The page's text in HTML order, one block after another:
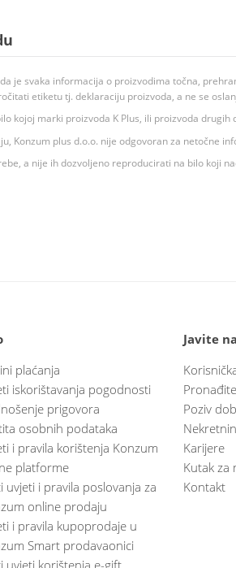
je svaka informacija o proizvodima točna,
etiketu tj. deklaraciju proizvoda, a ne se
kojoj marki proizvoda K Plus, ili proizvoda
Konzum plus d.o.o. nije odgovoran za netočne
a nije ih dozvoljeno reproducirati na bilo koji
plaćanja
iskorištavanja pogodnosti
prigovora
osobnih podataka
i pravila korištenja Konzum
platforme
uvjeti i pravila poslovanja za
online prodaju
i pravila kupoprodaje u
Smart prodavaonici
uvjeti korištenja e-gift
Javite
Poziv
Karijere
Kutak za
Kontakt